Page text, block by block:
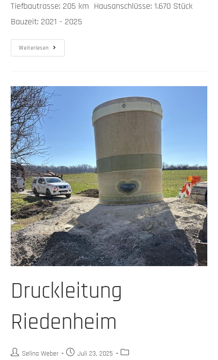
Tiefbautrasse: 205 km Hausanschlüsse: 1.670 Stück
Bauzeit: 2021 - 2025
Weiterlesen
Druckleitung
Riedenheim
Selina Weber Juli 23, 2025